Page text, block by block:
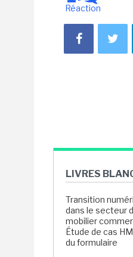
Réaction
LIVRES
Transition
dans le secteur
mobilier
Étude de cas
du formulaire